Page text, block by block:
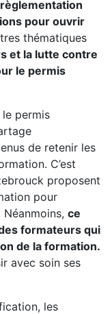
pour ouvrir
thématiques
et la lutte contre
le permis
permis
de retenir les
C’est
proposent
pour
ce
formateurs qui
de la formation.
avec soin ses
les